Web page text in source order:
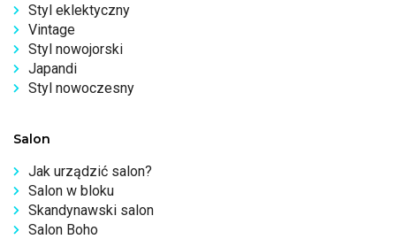
Styl eklektyczny
Vintage
Styl nowojorski
Japandi
Styl nowoczesny
Salon
Jak urządzić salon?
Salon w bloku
Skandynawski salon
Salon Boho